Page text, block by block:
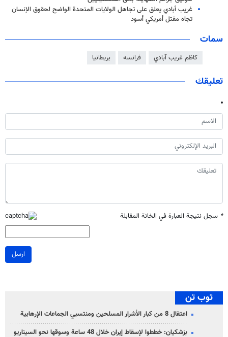
غريب أبادي يعلق على تجاهل الولايات المتحدة الواضح لحقوق الإنسان
تجاه مقتل أمريكي أسود
سمات
كاظم غريب آبادي فرانسه بريطانيا
تعليقك
* سجل نتيجة العبارة في الخانة المقابلة
ارسل
توب تن
اعتقال 8 من كبار الأشرار المسلحين ومنتسبي الجماعات الإرهابية
بزشكيان: خططوا لإسقاط إيران خلال 48 ساعة وسوقها نحو السيناريو